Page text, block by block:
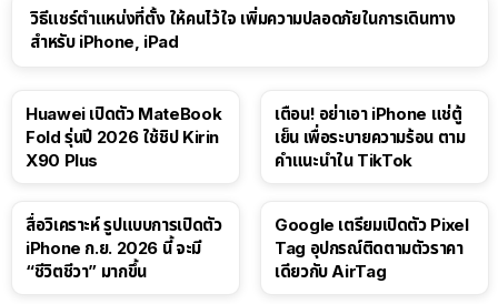
วิธีแชร์ตำแหน่งที่ตั้ง ให้คนไว้ใจ เพิ่มความปลอดภัยในการเดินทาง
สำหรับ iPhone, iPad
Huawei เปิดตัว MateBook
Fold รุ่นปี 2026 ใช้ชิป Kirin
X90 Plus
เตือน! อย่าเอา iPhone แช่ตู้
เย็น เพื่อระบายความร้อน ตาม
คำแนะนำใน TikTok
สื่อวิเคราะห์ รูปแบบการเปิดตัว
iPhone ก.ย. 2026 นี้ จะมี
“ชีวิตชีวา” มากขึ้น
Google เตรียมเปิดตัว Pixel
Tag อุปกรณ์ติดตามตัวราคา
เดียวกับ AirTag